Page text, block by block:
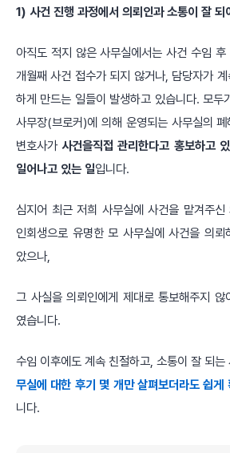
1) 사건 진행 과정에서 의뢰인과 소통이 잘 되
아직도 적지 않은 사무실에서는 사건 수임
개월째 사건 접수가 되지 않거나, 담당자가
하게 만드는 일들이 발생하고 있습니다.모두
사무장(브로커)에 의해 운영되는 사무실의
변호사가사건을직접 관리한다고 홍보하고
일어나고 있는 일입니다.
심지어 최근 저희 사무실에 사건을 맡겨주신
인회생으로 유명한 모 사무실에 사건을 의
았으나,
그 사실을 의뢰인에게 제대로 통보해주지
였습니다.
수임 이후에도 계속 친절하고, 소통이 잘 되는
무실에 대한 후기 몇 개만 살펴보더라도 쉽게
니다.